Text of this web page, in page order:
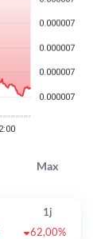
Max
1j
62,00%